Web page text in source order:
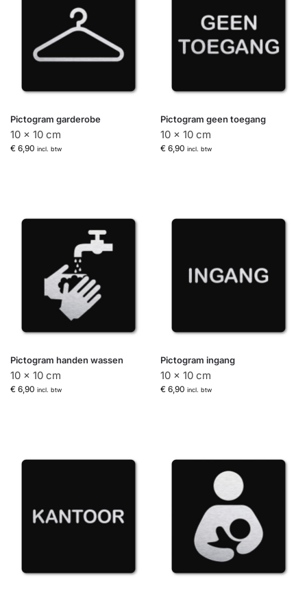
Pictogram garderobe
10 x 10 cm
€ 6,90 incl. btw
Pictogram geen toegang
10 x 10 cm
€ 6,90 incl. btw
Pictogram handen wassen
10 x 10 cm
€ 6,90 incl. btw
Pictogram ingang
10 x 10 cm
€ 6,90 incl. btw